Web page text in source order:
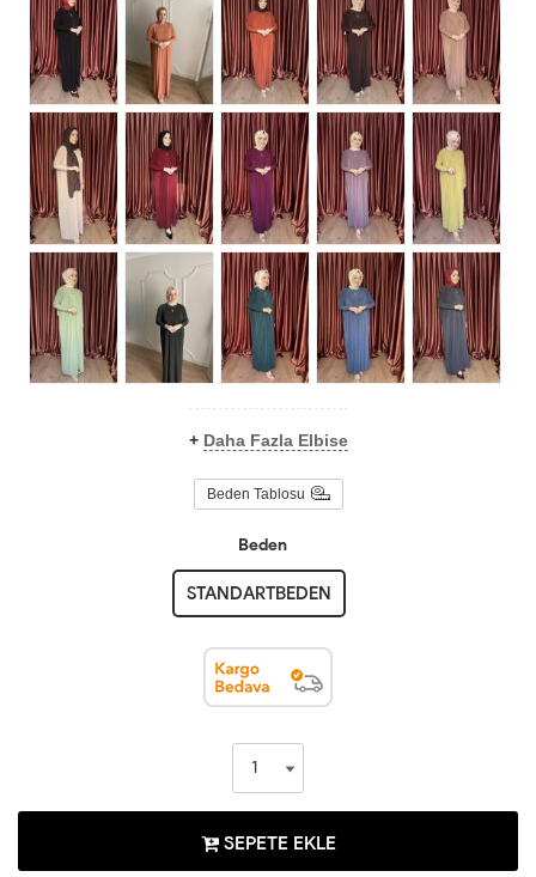
+ Daha Fazla Elbise
Beden Tablosu
Beden
STANDARTBEDEN
SEPETE EKLE